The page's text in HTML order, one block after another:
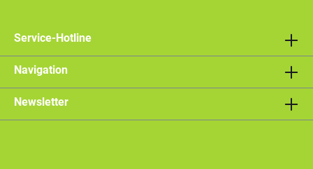
Service-Hotline
Navigation
Newsletter